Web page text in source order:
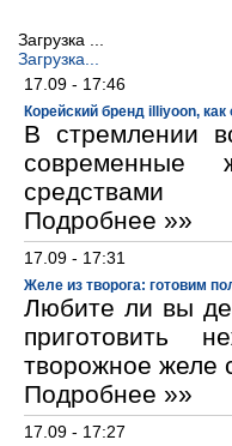
Загрузка ...
Загрузка...
17.09 - 17:46
Корейский бренд illiyoon,
В стремлении
современные
средствами
Подробнее »»
17.09 - 17:31
Желе из творога: готовим
Любите ли вы
приготовить
творожное желе
Подробнее »»
17.09 - 17:27